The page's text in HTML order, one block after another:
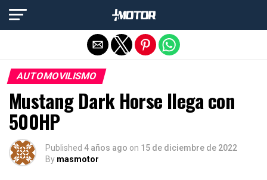
AUTOMOVILISMO
Mustang Dark Horse llega con
500HP
Published 4 años ago on 15 de diciembre de 2022
By masmotor
Salir de la versión móvil